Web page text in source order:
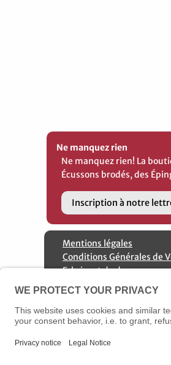
Ne manquez rien
Ne manquez rien! La
Écussons brodés, des
Inscription à notre
Mentions légales
Conditions Générales de
Fabricant de drapeaux
Contactez nous
Annulation de commande